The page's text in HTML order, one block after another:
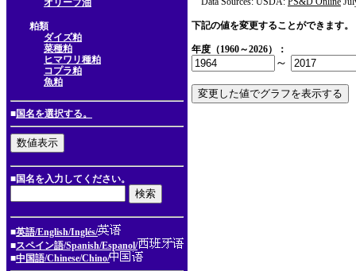
オリーブ油
粕類
ダイズ粕
菜種粕
ヒマワリ種粕
コプラ粕
魚粕
■国名を選択する。
■国名を入力してください。
■英語/English/Inglés/
■スペイン語/Spanish/Espanol/
■中国語/Chinese/Chino/
下記の値を変更することができます。
年度（1960～2026）：
～